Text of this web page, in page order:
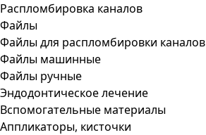
Распломбировка каналов
Файлы
Файлы для распломбировки каналов
Файлы машинные
Файлы ручные
Эндодонтическое лечение
Вспомогательные материалы
Аппликаторы, кисточки